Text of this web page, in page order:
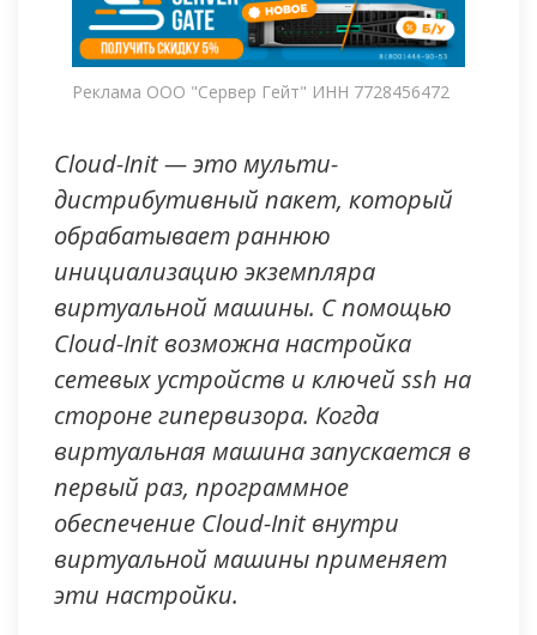
Реклама ООО "Сервер Гейт" ИНН 7728456472
Cloud-Init — это мульти-
дистрибутивный пакет, который
обрабатывает раннюю
инициализацию экземпляра
виртуальной машины. С помощью
Cloud-Init возможна настройка
сетевых устройств и ключей ssh на
стороне гипервизора. Когда
виртуальная машина запускается в
первый раз, программное
обеспечение Cloud-Init внутри
виртуальной машины применяет
эти настройки.